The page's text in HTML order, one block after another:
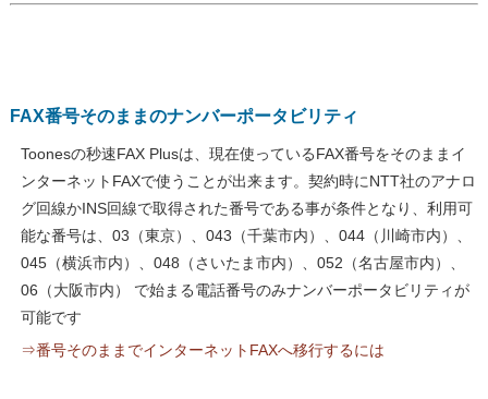
FAX番号そのままのナンバーポータビリティ
Toonesの秒速FAX Plusは、現在使っているFAX番号をそのままイ
ンターネットFAXで使うことが出来ます。契約時にNTT社のアナロ
グ回線かINS回線で取得された番号である事が条件となり、利用可
能な番号は、03（東京）、043（千葉市内）、044（川崎市内）、
045（横浜市内）、048（さいたま市内）、052（名古屋市内）、
06（大阪市内） で始まる電話番号のみナンバーポータビリティが
可能です
⇒番号そのままでインターネットFAXへ移行するには